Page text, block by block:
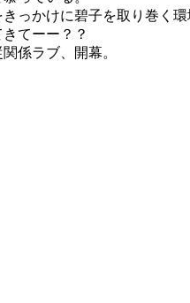
っかけに碧子を取り巻く環
てーー？？
係ラブ、開幕。